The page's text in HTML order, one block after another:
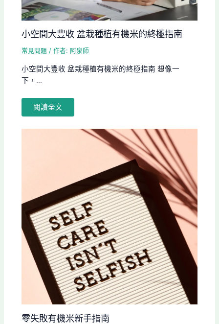
小空間大豐收 盆栽種植有機米的終極指南
常見問題 / 作者: 阿泉師
小空間大豐收 盆栽種植有機米的終極指南 想像一
下，...
閱讀全文
零失敗有機米新手指南